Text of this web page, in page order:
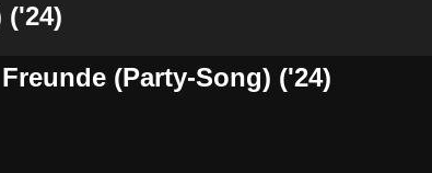
('24)
(Party-Song) ('24)